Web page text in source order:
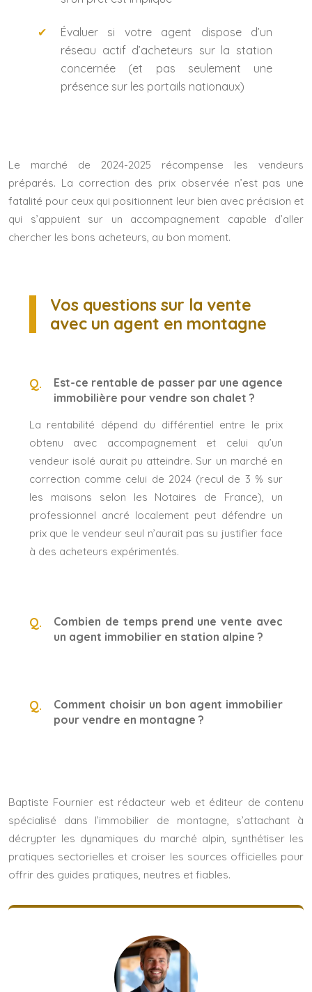
Évaluer si votre agent dispose d’un
réseau actif d’acheteurs sur la station
concernée (et pas seulement une
présence sur les portails nationaux)
Le marché de 2024-2025 récompense les vendeurs
préparés. La correction des prix observée n’est pas une
fatalité pour ceux qui positionnent leur bien avec précision et
qui s’appuient sur un accompagnement capable d’aller
chercher les bons acheteurs, au bon moment.
Vos questions sur la vente
avec un agent en montagne
Est-ce rentable de passer par une agence
immobilière pour vendre son chalet ?
La rentabilité dépend du différentiel entre le prix
obtenu avec accompagnement et celui qu’un
vendeur isolé aurait pu atteindre. Sur un marché en
correction comme celui de 2024 (recul de 3 % sur
les maisons selon les Notaires de France), un
professionnel ancré localement peut défendre un
prix que le vendeur seul n’aurait pas su justifier face
à des acheteurs expérimentés.
Combien de temps prend une vente avec
un agent immobilier en station alpine ?
Comment choisir un bon agent immobilier
pour vendre en montagne ?
Baptiste Fournier est rédacteur web et éditeur de contenu
spécialisé dans l’immobilier de montagne, s’attachant à
décrypter les dynamiques du marché alpin, synthétiser les
pratiques sectorielles et croiser les sources officielles pour
offrir des guides pratiques, neutres et fiables.